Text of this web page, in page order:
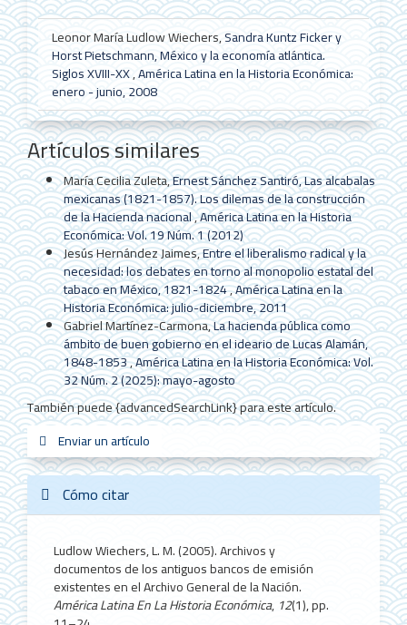
artículo
Leonor María Ludlow Wiechers,Sandra Kuntz Ficker y
Horst Pietschmann, México y la economía atlántica.
Siglos XVIII-XX,América Latina en la Historia Económica:
enero - junio, 2008
Artículos similares
María Cecilia Zuleta,Ernest Sánchez Santiró, Las alcabalas
mexicanas (1821-1857). Los dilemas de la construcción
de la Hacienda nacional,América Latina en la Historia
Económica: Vol. 19 Núm. 1 (2012)
Jesús Hernández Jaimes,Entre el liberalismo radical y la
necesidad: los debates en torno al monopolio estatal del
tabaco en México, 1821-1824,América Latina en la
Historia Económica: julio-diciembre, 2011
Gabriel Martínez-Carmona,La hacienda pública como
ámbito de buen gobierno en el ideario de Lucas Alamán,
1848-1853,América Latina en la Historia Económica: Vol.
32 Núm. 2 (2025): mayo-agosto
También puede {advancedSearchLink} para este artículo.
un
artículo
Enviar un artículo
Cómo citar
Ludlow Wiechers, L. M. (2005). Archivos y
documentos de los antiguos bancos de emisión
existentes en el Archivo General de la Nación.
América Latina En La Historia Económica, 12(1), pp.
redes